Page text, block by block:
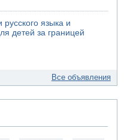
языка и
детей за границей
Все объявления